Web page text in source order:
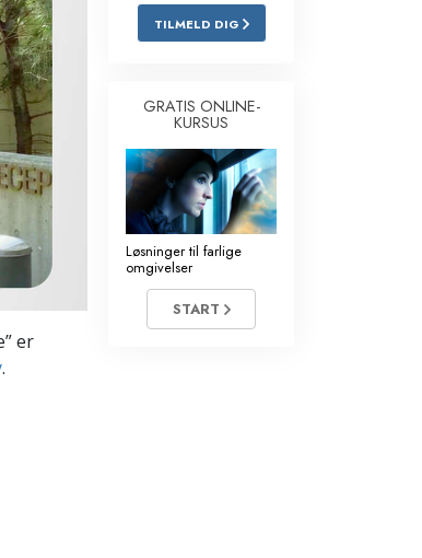
Løsninger til stoffer
Børn
Redskaber til arbejdspladsen
Etik og tilstandene
Årsagen til undertrykkelse
Undersøgelser
Organiseringens grundlag
er
.
TILMELD DIG
GRATIS ONLINE-
KURSUS
Løsninger til farlige
omgivelser
START